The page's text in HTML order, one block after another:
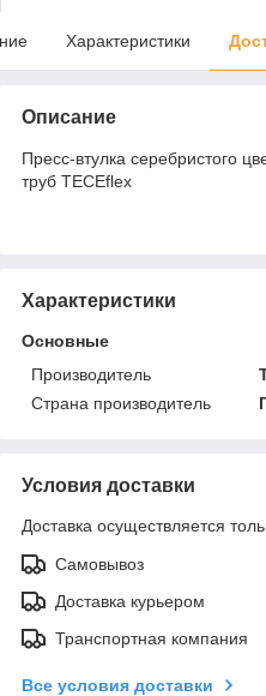
Характеристики
Описание
Пресс-втулка серебристого
труб TECEflex
Характеристики
Основные
Производитель
Страна производитель
Условия доставки
Доставка осуществляется
Самовывоз
Доставка курьером
Транспортная компания
Все условия доставки